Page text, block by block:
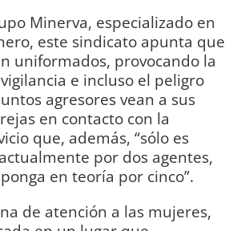
Minerva, especializado en
este sindicato apunta que
uniformados, provocando la
e incluso el peligro
agresores vean a sus
en contacto con la
que, además, “sólo es
por dos agentes,
en teoría por cinco”.
de atención a las mujeres,